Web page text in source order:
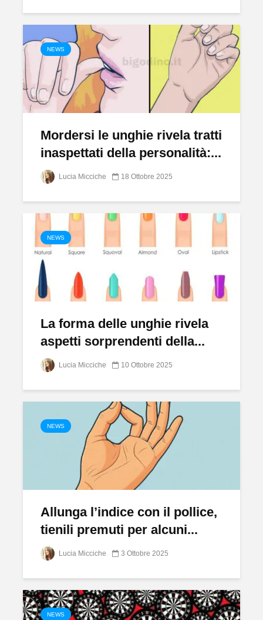
NEWS
Mordersi le unghie rivela tratti
inaspettati della personalità:...
Lucia Micciche 18 Ottobre 2025
NEWS
La forma delle unghie rivela
aspetti sorprendenti della...
Lucia Micciche 10 Ottobre 2025
NEWS
Allunga l’indice con il pollice,
tienili premuti per alcuni...
Lucia Micciche 3 Ottobre 2025
NEWS